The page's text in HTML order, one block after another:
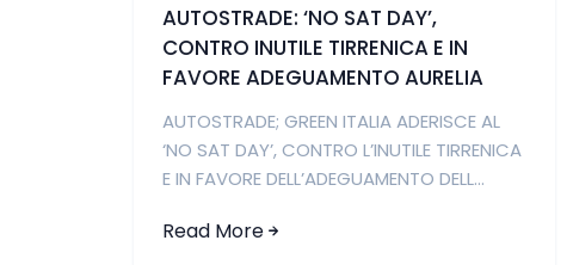
AUTOSTRADE: ‘NO SAT DAY’,
CONTRO INUTILE TIRRENICA E IN
FAVORE ADEGUAMENTO AURELIA
AUTOSTRADE; GREEN ITALIA ADERISCE AL
‘NO SAT DAY’, CONTRO L’INUTILE TIRRENICA
E IN FAVORE DELL’ADEGUAMENTO DELL...
Read More